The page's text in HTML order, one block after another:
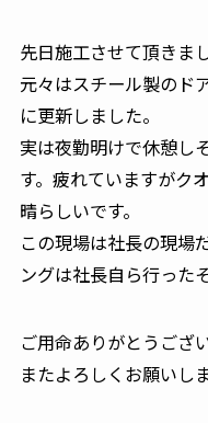
先日施工させて頂きま
元々はスチール製のド
に更新しました。
実は夜勤明けで休憩し
す。疲れていますがク
晴らしいです。
この現場は社長の現場
ングは社長自ら行った
ご用命ありがとうござ
またよろしくお願いしま